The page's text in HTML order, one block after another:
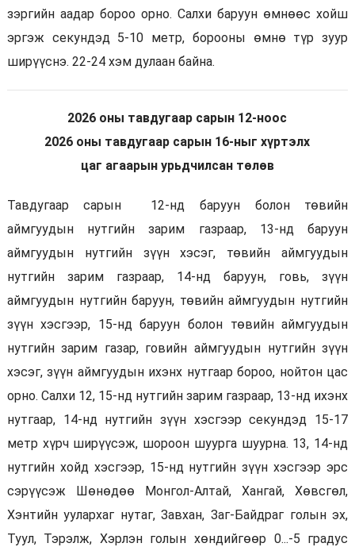
зэргийн аадар бороо орно. Салхи баруун өмнөөс хойш
эргэж секундэд 5-10 метр, борооны өмнө түр зуур
ширүүснэ. 22-24 хэм дулаан байна.
2026 оны тавдугаар сарын 12-ноос
2026 оны тавдугаар сарын 16-ныг хүртэлх
цаг агаарын урьдчилсан төлөв
Тавдугаар сарын 12-нд баруун болон төвийн
аймгуудын нутгийн зарим газраар, 13-нд баруун
аймгуудын нутгийн зүүн хэсэг, төвийн аймгуудын
нутгийн зарим газраар, 14-нд баруун, говь, зүүн
аймгуудын нутгийн баруун, төвийн аймгуудын нутгийн
зүүн хэсгээр, 15-нд баруун болон төвийн аймгуудын
нутгийн зарим газар, говийн аймгуудын нутгийн зүүн
хэсэг, зүүн аймгуудын ихэнх нутгаар бороо, нойтон цас
орно. Салхи 12, 15-нд нутгийн зарим газраар, 13-нд ихэнх
нутгаар, 14-нд нутгийн зүүн хэсгээр секундэд 15-17
метр хүрч ширүүсэж, шороон шуурга шуурна. 13, 14-нд
нутгийн хойд хэсгээр, 15-нд нутгийн зүүн хэсгээр эрс
сэрүүсэж Шөнөдөө Монгол-Алтай, Хангай, Хөвсгөл,
Хэнтийн уулархаг нутаг, Завхан, Заг-Байдраг голын эх,
Туул, Тэрэлж, Хэрлэн голын хөндийгөөр 0...-5 градус